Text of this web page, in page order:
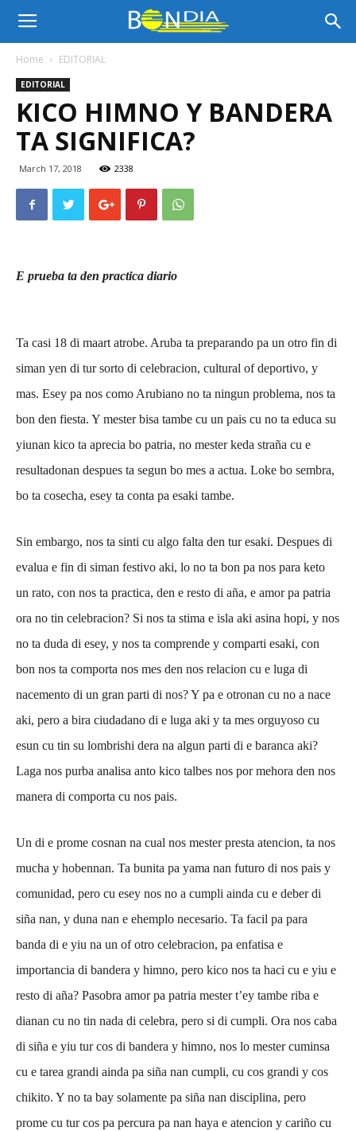
Bon
Dia
Noticia
Aruba
Home EDITORIAL
EDITORIAL
KICO HIMNO Y BANDERA
TA SIGNIFICA?
March 17, 2018 2338
E prueba ta den practica diario
Ta casi 18 di maart atrobe. Aruba ta preparando pa un otro fin di
siman yen di tur sorto di celebracion, cultural of deportivo, y
mas. Esey pa nos como Arubiano no ta ningun problema, nos ta
bon den fiesta. Y mester bisa tambe cu un pais cu no ta educa su
yiunan kico ta aprecia bo patria, no mester keda straña cu e
resultadonan despues ta segun bo mes a actua. Loke bo sembra,
bo ta cosecha, esey ta conta pa esaki tambe.
Sin embargo, nos ta sinti cu algo falta den tur esaki. Despues di
evalua e fin di siman festivo aki, lo no ta bon pa nos para keto
un rato, con nos ta practica, den e resto di aña, e amor pa patria
ora no tin celebracion? Si nos ta stima e isla aki asina hopi, y nos
no ta duda di esey, y nos ta comprende y comparti esaki, con
bon nos ta comporta nos mes den nos relacion cu e luga di
nacemento di un gran parti di nos? Y pa e otronan cu no a nace
aki, pero a bira ciudadano di e luga aki y ta mes orguyoso cu
esun cu tin su lombrishi dera na algun parti di e baranca aki?
Laga nos purba analisa anto kico talbes nos por mehora den nos
manera di comporta cu nos pais.
Un di e prome cosnan na cual nos mester presta atencion, ta nos
mucha y hobennan. Ta bunita pa yama nan futuro di nos pais y
comunidad, pero cu esey nos no a cumpli ainda cu e deber di
siña nan, y duna nan e ehemplo necesario. Ta facil pa para
banda di e yiu na un of otro celebracion, pa enfatisa e
importancia di bandera y himno, pero kico nos ta haci cu e yiu e
resto di aña? Pasobra amor pa patria mester t’ey tambe riba e
dianan cu no tin nada di celebra, pero si di cumpli. Ora nos caba
di siña e yiu tur cos di bandera y himno, nos lo mester cuminsa
cu e tarea grandi ainda pa siña nan cumpli, cu cos grandi y cos
chikito. Y no ta bay solamente pa siña nan disciplina, pero
prome cu tur cos pa percura pa nan haya e atencion y cariño cu